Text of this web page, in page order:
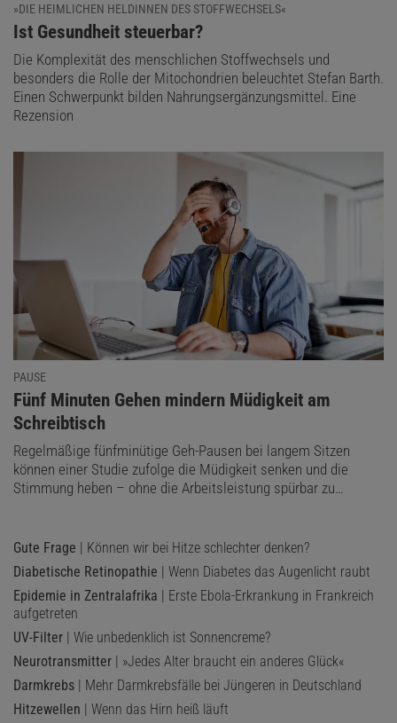
»DIE HEIMLICHEN HELDINNEN DES STOFFWECHSELS«
:Ist Gesundheit steuerbar?
Die Komplexität des menschlichen Stoffwechsels und
besonders die Rolle der Mitochondrien beleuchtet Stefan Barth.
Einen Schwerpunkt bilden Nahrungsergänzungsmittel. Eine
Rezension
PAUSE
:
Fünf Minuten Gehen mindern Müdigkeit am
Schreibtisch
Regelmäßige fünfminütige Geh-Pausen bei langem Sitzen
können einer Studie zufolge die Müdigkeit senken und die
Stimmung heben – ohne die Arbeitsleistung spürbar zu…
Gute Frage | Können wir bei Hitze schlechter denken?
Diabetische Retinopathie | Wenn Diabetes das Augenlicht raubt
Epidemie in Zentralafrika | Erste Ebola-Erkrankung in Frankreich
aufgetreten
UV-Filter | Wie unbedenklich ist Sonnencreme?
Neurotransmitter | »Jedes Alter braucht ein anderes Glück«
Darmkrebs | Mehr Darmkrebsfälle bei Jüngeren in Deutschland
Hitzewellen | Wenn das Hirn heiß läuft